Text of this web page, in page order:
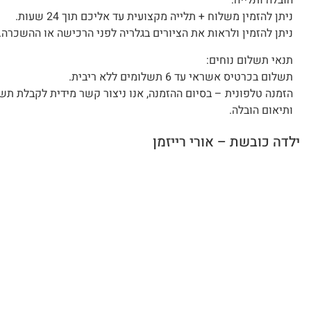
ניתן להזמין משלוח + תלייה מקצועית עד אליכם תוך 24 שעות.
ניתן להזמין ולראות את הציורים בגלריה לפני הרכישה או
תנאי תשלום נוחים:
תשלום בכרטיס אשראי עד 6 תשלומים ללא ריבית.
הזמנה טלפונית – בסיום ההזמנה, אנו ניצור קשר מידית לקבלת
ותיאום הובלה.
ילדה כובשת – אורי רייזמן